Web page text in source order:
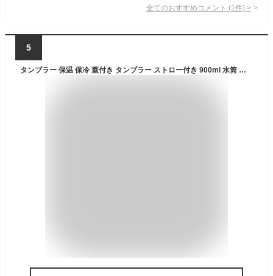
全てのおすすめコメント (1 件) >
5
タンブラー 保温 保冷 蓋付き タンブラー ストロー付き 900ml 水筒 直飲み ストロー飲み ステンレスタンブラー ステンレスボトル ビール マグボトル コーヒーカップ オフィス アウトドア大容量 ウォーターボトル 持ち運び 漏れ防止